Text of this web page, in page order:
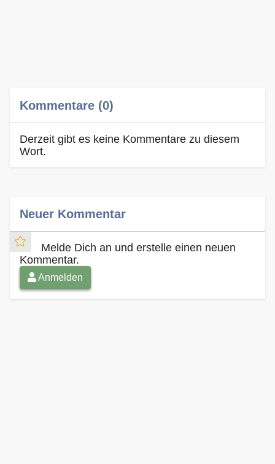
Kommentare (0)
Derzeit gibt es keine Kommentare zu diesem
Wort.
Neuer Kommentar
Melde Dich an und erstelle einen neuen
Kommentar.
Anmelden